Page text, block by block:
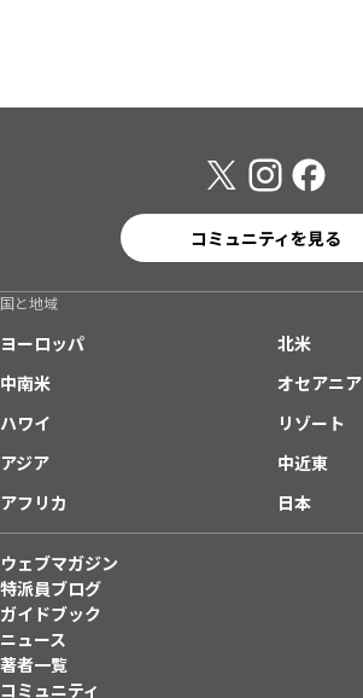
コミュニティを見る
国と地域
ヨーロッパ
北米
中南米
オセアニア
ハワイ
リゾート
アジア
中近東
アフリカ
日本
ウェブマガジン
特派員ブログ
ガイドブック
ニュース
著者一覧
コミュニティ